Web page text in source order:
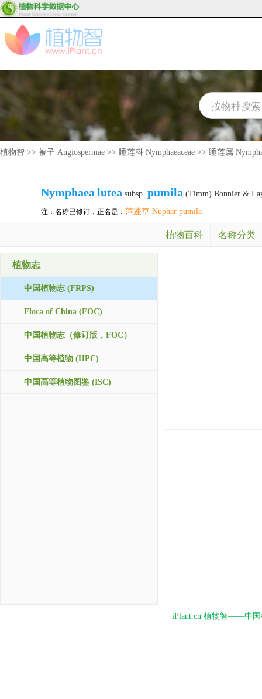
植物智 >> 被子 Angiospermae >> 睡莲科 Nymphaeaceae >> 睡莲属
Nymphaea lutea subsp. pumila (Timm) Bonnier &
注：名称已修订，正名是： 萍蓬草 Nuphar pumila
植物百科 名称分类
植物志
中国植物志 (FRPS)
Flora of China (FOC)
中国植物志（修订版，FOC）
中国高等植物 (HPC)
中国高等植物图鉴 (ISC)
iPlant.cn 植物智——中国